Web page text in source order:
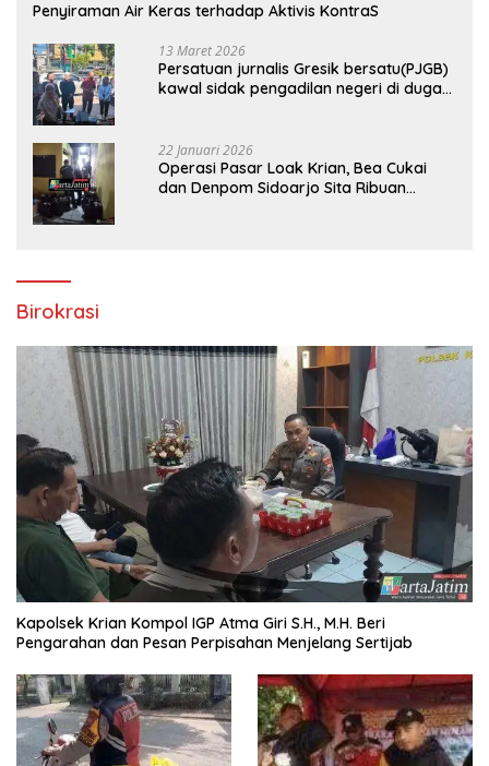
Penyiraman Air Keras terhadap Aktivis KontraS
13 Maret 2026
Persatuan jurnalis Gresik bersatu(PJGB)
kawal sidak pengadilan negeri di duga
22 Januari 2026
Operasi Pasar Loak Krian, Bea Cukai
dan Denpom Sidoarjo Sita Ribuan
Birokrasi
Kapolsek Krian Kompol IGP Atma Giri S.H., M.H. Beri
Pengarahan dan Pesan Perpisahan Menjelang Sertijab